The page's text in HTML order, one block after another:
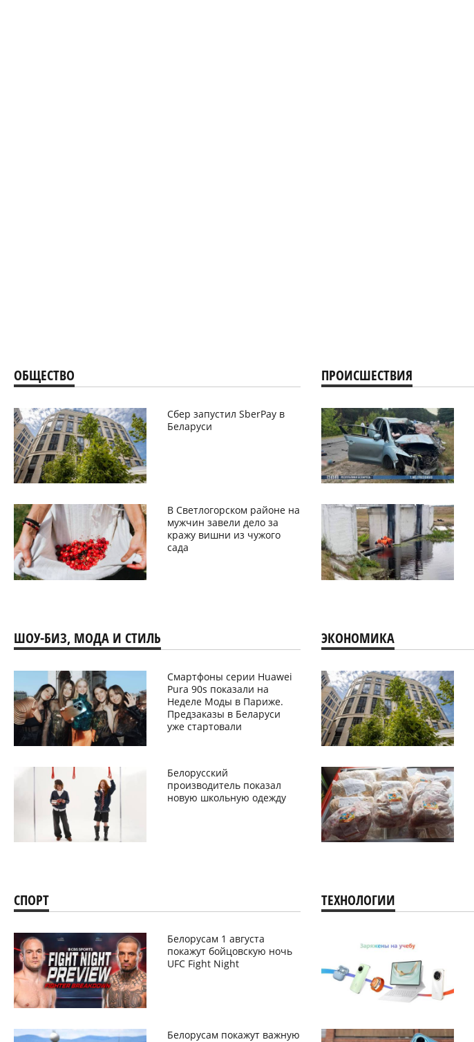
ОБЩЕСТВО
Сбер запустил SberPay в
Беларуси
В Светлогорском районе на
мужчин завели дело за
кражу вишни из чужого
сада
ПРОИСШЕСТВИЯ
ШОУ-БИЗ, МОДА И СТИЛЬ
Смартфоны серии Huawei
Pura 90s показали на
Неделе Моды в Париже.
Предзаказы в Беларуси
уже стартовали
Белорусский
производитель показал
новую школьную одежду
ЭКОНОМИКА
СПОРТ
Белорусам 1 августа
покажут бойцовскую ночь
UFC Fight Night
Белорусам покажут важную
ТЕХНОЛОГИИ